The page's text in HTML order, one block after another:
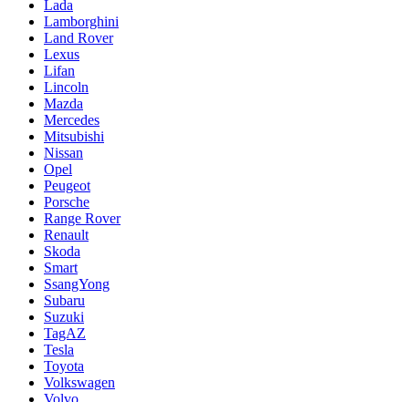
Lada
Lamborghini
Land Rover
Lexus
Lifan
Lincoln
Mazda
Mercedes
Mitsubishi
Nissan
Opel
Peugeot
Porsche
Range Rover
Renault
Skoda
Smart
SsangYong
Subaru
Suzuki
TagAZ
Tesla
Toyota
Volkswagen
Volvo